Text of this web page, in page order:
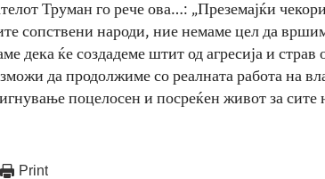
Труман го рече ова…: „Преземајќи
сопствени народи, ние немаме цел да
дека ќе создадеме штит од агресија и страв
да продолжиме со реалната работа на
поцелосен и посреќен живот за сите
Print